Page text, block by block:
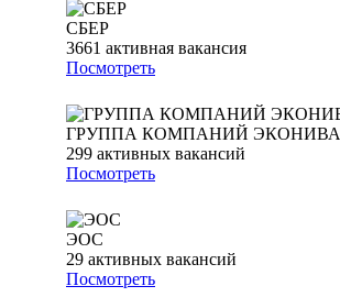
СБЕР
3661 активная вакансия
Посмотреть
ГРУППА КОМПАНИЙ ЭКОНИВА
299 активных вакансий
Посмотреть
ЭОС
29 активных вакансий
Посмотреть